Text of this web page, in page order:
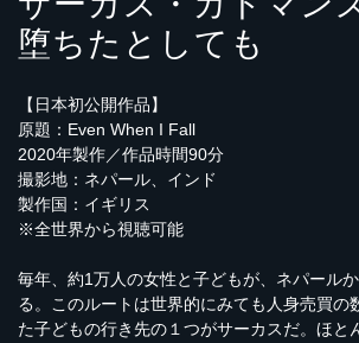
堕ちたとしても
【日本初公開作品】
原題：Even When I Fall
2020年製作／作品時間90分
撮影地：ネパール、インド
製作国：イギリス
※全世界から視聴可能
毎年、約1万人の女性と子どもが、ネパール
る。このルートは世界的にみても人身売買の
た子どもの行き先の１つがサーカスだ。ほと